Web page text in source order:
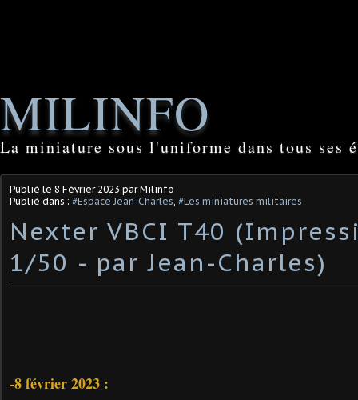
MILINFO
La miniature sous l'uniforme dans tous ses
Publié le 8 Février 2023 par Milinfo
Publié dans : #Espace Jean-Charles, #Les miniatures militaires
Nexter VBCI T40
1/50 - par Jean-Charles) ​
-8 février 2023 :